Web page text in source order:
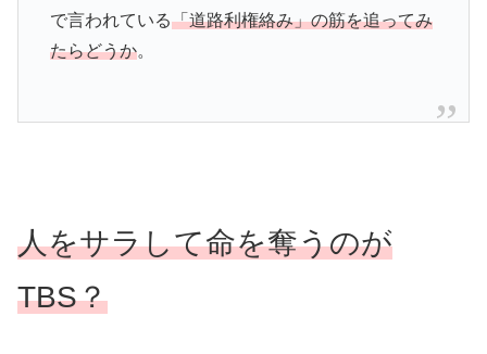
で言われている「道路利権絡み」の筋を追ってみ
たらどうか。
人をサラして命を奪うのが
TBS？